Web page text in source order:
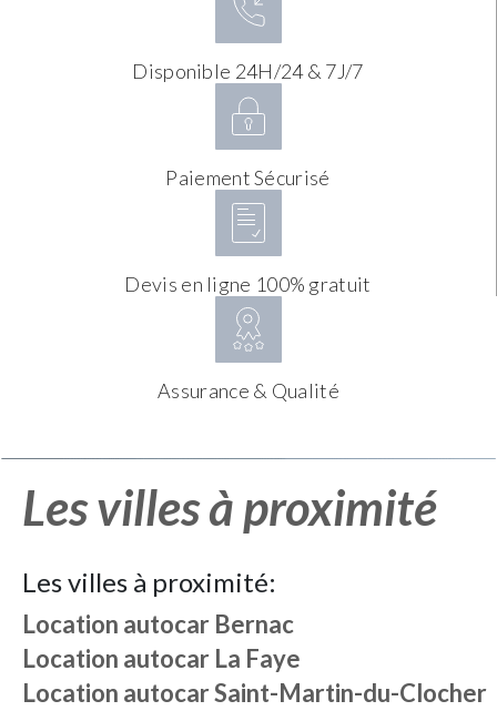
Disponible 24H/24 & 7J/7
Paiement Sécurisé
Devis en ligne 100% gratuit
Assurance & Qualité
Les villes à proximité
Les villes à proximité:
Location autocar Bernac
Location autocar La Faye
Location autocarSaint-Martin-du-Clocher